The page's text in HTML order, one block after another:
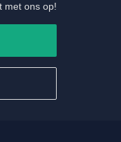
met ons op!